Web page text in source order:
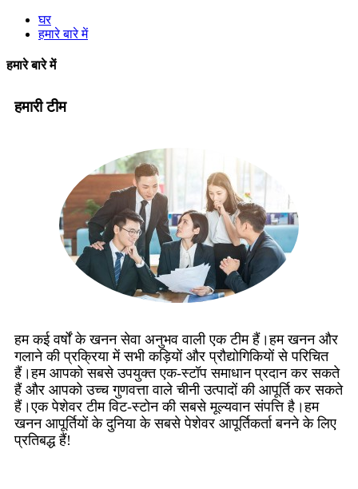
घर
हमारे बारे में
हमारे बारे में
हमारी टीम
हम कई वर्षों के खनन सेवा अनुभव वाली एक टीम हैं।हम खनन और
गलाने की प्रक्रिया में सभी कड़ियों और प्रौद्योगिकियों से परिचित
हैं।हम आपको सबसे उपयुक्त एक-स्टॉप समाधान प्रदान कर सकते
हैं और आपको उच्च गुणवत्ता वाले चीनी उत्पादों की आपूर्ति कर सकते
हैं।एक पेशेवर टीम विट-स्टोन की सबसे मूल्यवान संपत्ति है।हम
खनन आपूर्तियों के दुनिया के सबसे पेशेवर आपूर्तिकर्ता बनने के लिए
प्रतिबद्ध हैं!